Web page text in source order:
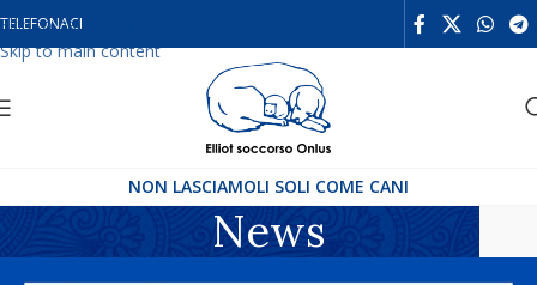
Skip to navigation
Skip to main content
TELEFONACI
NON LASCIAMOLI SOLI COME CANI
News